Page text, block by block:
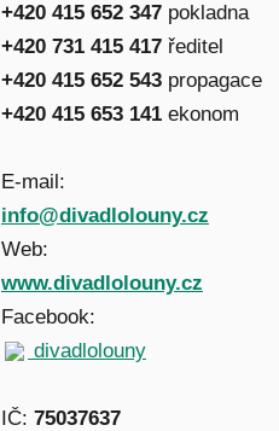
+420 415 652 347 pokladna
+420 731 415 417 ředitel
+420 415 652 543 propagace
+420 415 653 141 ekonom
E-mail:
info@divadlolouny.cz
Web:
www.divadlolouny.cz
Facebook:
divadlolouny
IČ: 75037637